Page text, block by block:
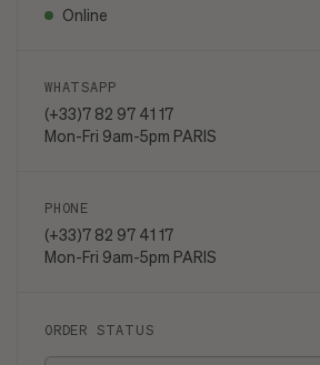
Online
WHATSAPP
(+33)7 82 97 41 17
Mon-Fri 9am-5pm PARIS
PHONE
(+33)7 82 97 41 17
Mon-Fri 9am-5pm PARIS
ORDER STATUS